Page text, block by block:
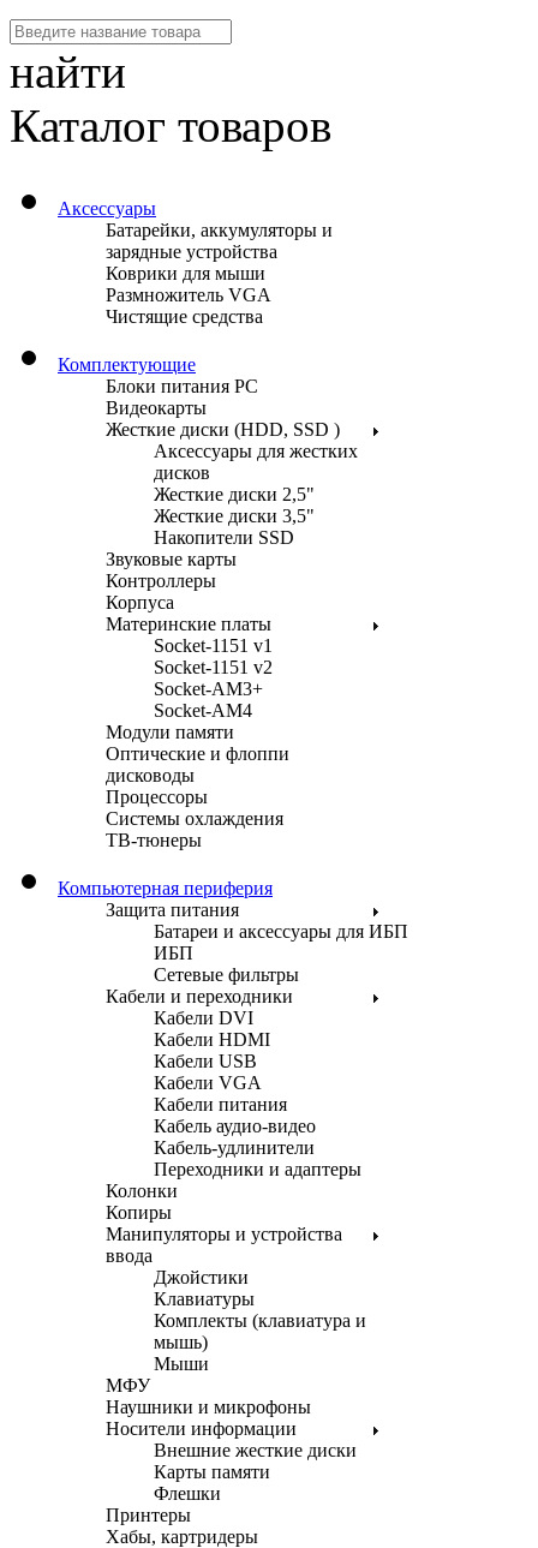
найти
Каталог товаров
Аксессуары
Батарейки, аккумуляторы и
зарядные устройства
Коврики для мыши
Размножитель VGA
Чистящие средства
Комплектующие
Блоки питания PC
Видеокарты
Жесткие диски (HDD, SSD )
Аксессуары для жестких
дисков
Жесткие диски 2,5"
Жесткие диски 3,5"
Накопители SSD
Звуковые карты
Контроллеры
Корпуса
Материнские платы
Socket-1151 v1
Socket-1151 v2
Socket-AM3+
Socket-AM4
Модули памяти
Оптические и флоппи
дисководы
Процессоры
Системы охлаждения
ТВ-тюнеры
Компьютерная периферия
Защита питания
Батареи и аксессуары для ИБП
ИБП
Сетевые фильтры
Кабели и переходники
Кабели DVI
Кабели HDMI
Кабели USB
Кабели VGA
Кабели питания
Кабель аудио-видео
Кабель-удлинители
Переходники и адаптеры
Колонки
Копиры
Манипуляторы и устройства
ввода
Джойстики
Клавиатуры
Комплекты (клавиатура и
мышь)
Мыши
МФУ
Наушники и микрофоны
Носители информации
Внешние жесткие диски
Карты памяти
Флешки
Принтеры
Хабы, картридеры